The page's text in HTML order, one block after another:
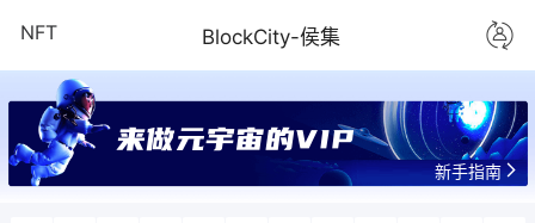
NFT BlockCity-侯集
来做元宇宙的VIP
新手指南